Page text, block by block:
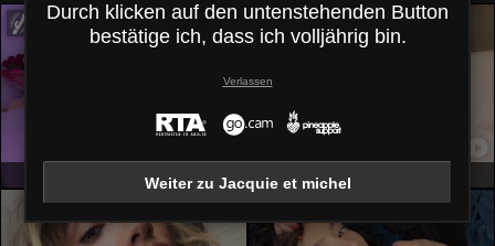
Jenniferwild69 Aiyana
Durch klicken auf den untenstehenden Button
bestätige ich, dass ich volljährig bin.
Verlassen
Weiter zu Jacquie et michel